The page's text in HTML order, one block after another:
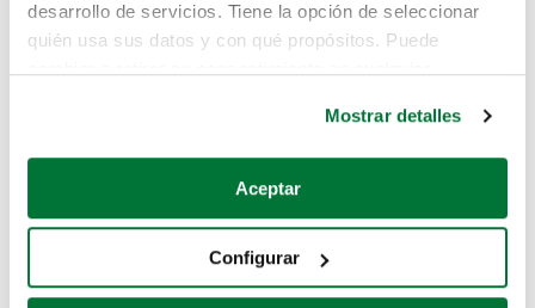
desarrollo de servicios. Tiene la opción de seleccionar
quién usa sus datos y con qué propósitos. Puede
Si lo permite, también quisiéramos:
Recopilar información sobre su ubicación geográfica
Identificar su dispositivo analizándolo activamente
para buscar características específicas (huellas
Mostrar detalles
Aceptar
Configurar
Pero puedes encontrar el coche que estás
buscando en alguno de estos enlaces:
Coches de segunda mano
Coches de km0